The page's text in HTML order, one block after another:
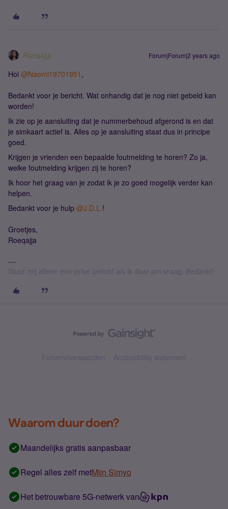
Roeqajja Forum|Forum|2 years ago
Hoi @Naomi19701951 ,
Bedankt voor je bericht. Wat onhandig dat je nog niet gebeld kan
worden!
Ik zie op je aansluiting dat je nummerbehoud afgerond is en dat
je simkaart actief is. Alles op je aansluiting staat dus in principe
goed.
Krijgen je vrienden een bepaalde foutmelding te horen? Zo ja,
welke foutmelding krijgen zij te horen?
Ik hoor het graag van je zodat ik je zo goed mogelijk verder kan
helpen.
Bedankt voor je hulp @J.D.L.!
Groetjes,
Roeqajja
Stuur mij alleen een privé bericht als ik daar om vraag. Bedankt!
Forumvoorwaarden Accessibility statement
Waarom duur doen?
Maandelijks gratis aanpasbaar
Regel alles zelf metMijn Simyo
Het betrouwbare 5G-netwerk van